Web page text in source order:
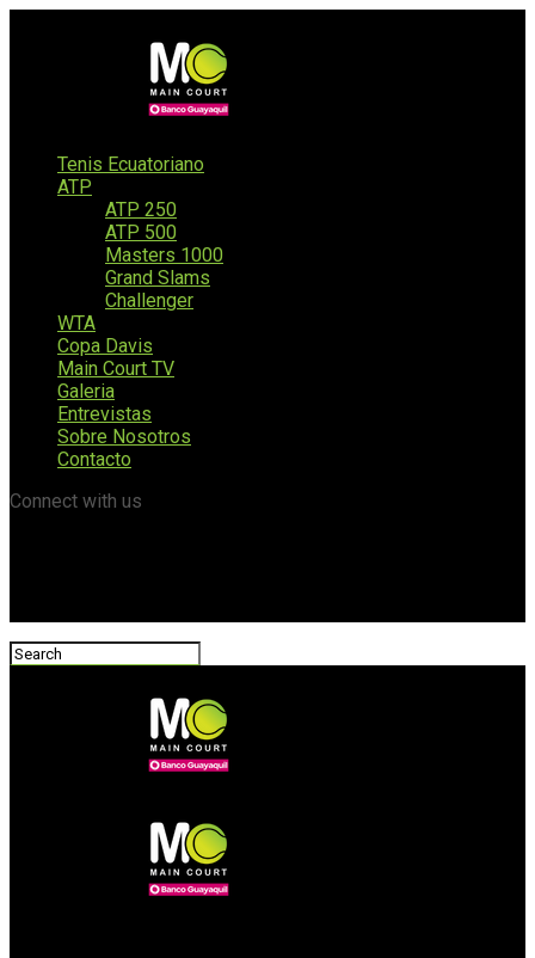
Tenis Ecuatoriano
ATP
ATP 250
ATP 500
Masters 1000
Grand Slams
Challenger
WTA
Copa Davis
Main Court TV
Galeria
Entrevistas
Sobre Nosotros
Contacto
Connect with us